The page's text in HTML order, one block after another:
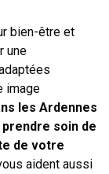
bien-être et
une
image
les Ardennes
soin de
de votre
aident aussi